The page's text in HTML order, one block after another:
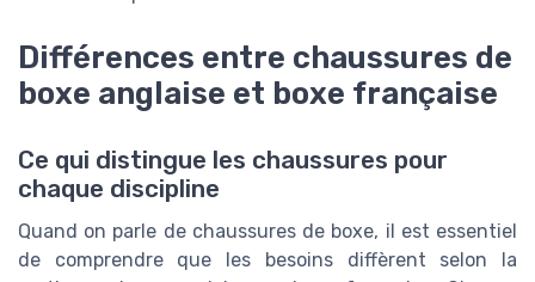
Différences entre chaussures de
boxe anglaise et boxe française
Ce qui distingue les chaussures pour
chaque discipline
Quand on parle de chaussures de boxe, il est essentiel
de comprendre que les besoins diffèrent selon la